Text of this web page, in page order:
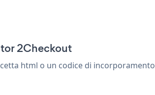
2Checkout
html o un codice di